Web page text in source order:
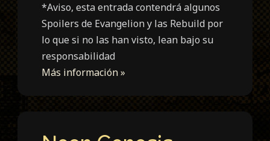
*Aviso, esta entrada contendrá algunos
Spoilers de Evangelion y las Rebuild por
lo que si no las han visto, lean bajo su
responsabilidad
Más información »